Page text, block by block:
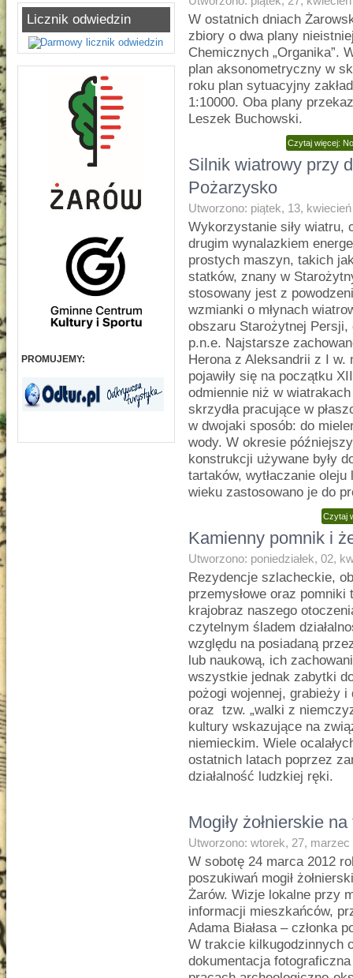
Licznik odwiedzin
PROMUJEMY:
W ostatnich dniach
zbiory o dwa plany
Chemicznych „Organika”.
plan aksonometryczny w
roku plan sytuacyjny
1:10000. Oba plany
Leszek Buchowski.
Czytaj więcej:
Silnik wiatrowy przy
Pożarzysko
Utworzono: piątek, 13,
Wykorzystanie siły wiatru,
drugim wynalazkiem
prostych maszyn, takich
statków, znany w
stosowany jest z
wzmianki o młynach
obszaru Starożytnej Persji,
p.n.e. Najstarsze
Herona z Aleksandrii z I
pojawiły się na początku
odmiennie niż w
skrzydła pracujące w
w dwojaki sposób: do
wody. W okresie
konstrukcji używane były
tartaków, wytłaczanie
wieku zastosowano je do
Czytaj
Kamienny pomnik i
Utworzono: poniedziałek, 02,
Rezydencje szlacheckie,
przemysłowe oraz
krajobraz naszego
czytelnym śladem
względu na posiadaną
lub naukową, ich
wszystkie jednak zabytki
pożogi wojennej, grabieży
oraz tzw. „walki z
kultury wskazujące na
niemieckim. Wiele
ostatnich latach poprzez
działalność ludzkiej ręki.
Mogiły żołnierskie
Utworzono: wtorek, 27, marzec
W sobotę 24 marca 2012
poszukiwań mogił
Żarów. Wizje lokalne przy
informacji mieszkańców,
Adama Białasa – członka
W trakcie kilkugodzinnych
dokumentacja